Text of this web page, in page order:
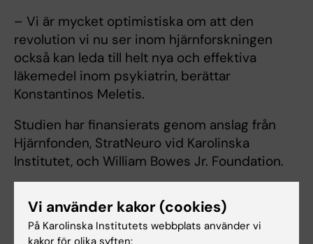
– Vi är mycket optimistiska om att den
revolution vi nu ser inom hjärnforskningen
också kan leda till helt nya och effektiva
läkemedel inom psykiatrin, berättar
Konstantinos Meletis.
Studien har finansierats genom anslag från
Hjärnfonden, StratNeuro vid Karolinska
Institutet, och William Bowes Jr. Foundation.
forskningen
Vi använder kakor (cookies)
På Karolinska Institutets webbplats använder vi
kakor för olika syften: